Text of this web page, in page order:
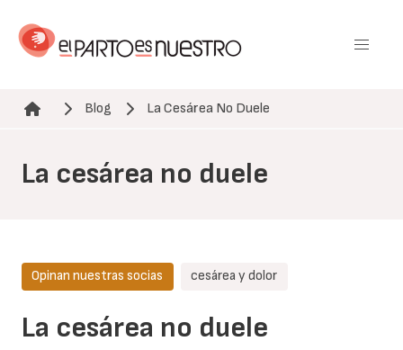
contenido
Ruta de navegación
Blog La Cesárea No Duele
La cesárea no duele
La cesárea no duele
Opinan nuestras socias cesárea y dolor